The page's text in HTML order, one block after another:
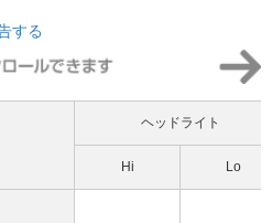
する
ヘッドライト
Hi Lo